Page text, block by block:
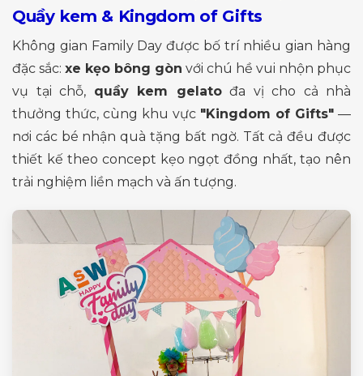
Quầy kem & Kingdom of Gifts
Không gian Family Day được bố trí nhiều gian hàng
đặc sắc: xe kẹo bông gòn với chú hề vui nhộn phục
vụ tại chỗ, quầy kem gelatođa vị cho cả nhà
thưởng thức, cùng khu vực "Kingdom of Gifts" —
nơi các bé nhận quà tặng bất ngờ. Tất cả đều được
thiết kế theo concept kẹo ngọt đồng nhất, tạo nên
trải nghiệm liền mạch và ấn tượng.